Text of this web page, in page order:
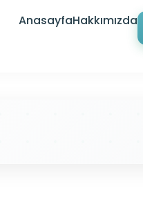
AnasayfaHakkımızda